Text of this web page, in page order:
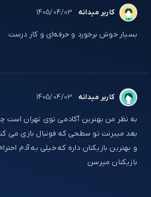
کاربر میدانه 1405/04/03
بسیار خوش برخورد و حرفه‌ای و کار درست
کاربر میدانه 1405/04/03
به نظر من بهترین آکادمی توی تهران است
بعد میبرنت تو سطحی که فوتبال بازی می
و بهترین بازیکنان داره که خیلی به آدم
بازیکنان میرسن